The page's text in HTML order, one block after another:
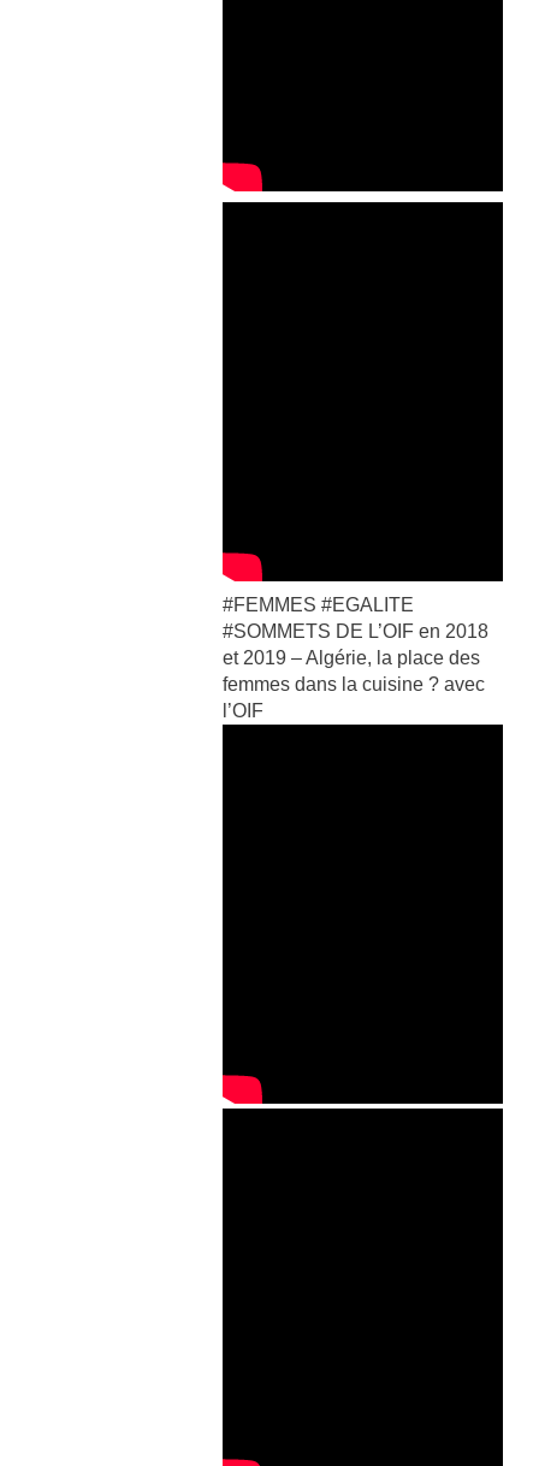
#FEMMES #EGALITE
#SOMMETS DE L’OIF en 2018
et 2019 – Algérie, la place des
femmes dans la cuisine ? avec
l’OIF